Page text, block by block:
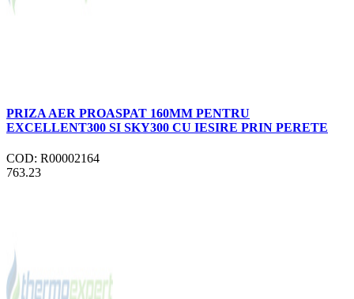
PRIZA AER PROASPAT 160MM PENTRU
EXCELLENT300 SI SKY300 CU IESIRE PRIN PERETE
COD: R00002164
763.23